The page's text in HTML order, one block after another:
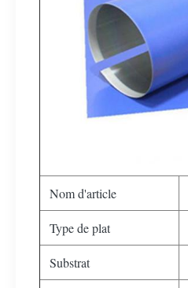
Nom d'article
Type de plat
Substrat